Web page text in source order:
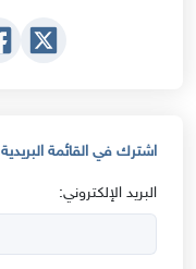
اشترك في القائمة البريدية
البريد الإلكتروني: